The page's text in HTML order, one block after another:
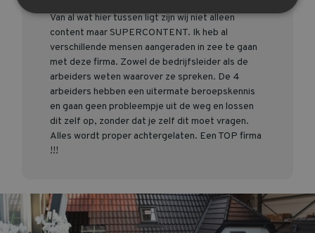
Van al wat hier tussen ligt zijn wij niet alleen
content maar SUPERCONTENT. Ik heb al
verschillende mensen aangeraden in zee te gaan
met deze firma. Zowel de bedrijfsleider als de
arbeiders weten waarover ze spreken. De 4
arbeiders hebben een uitermate beroepskennis
en gaan geen probleempje uit de weg en lossen
dit zelf op, zonder dat je zelf dit moet vragen.
Alles wordt proper achtergelaten. Een TOP firma
!!!